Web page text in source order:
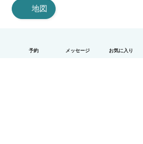
予約 メッセージ お気に入り
地図